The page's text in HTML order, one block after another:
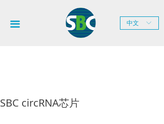
끀
技术平台
ꀅ
中文
SBC circRNA芯片